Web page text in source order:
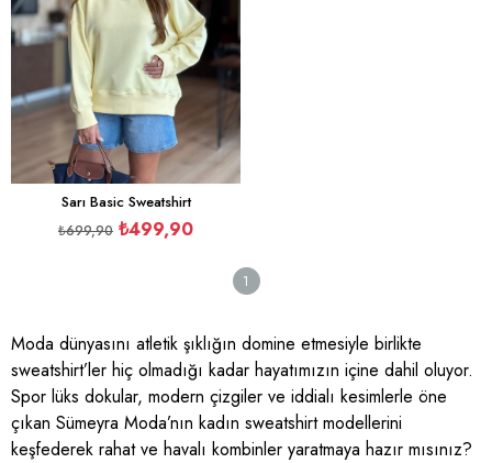
Sarı Basic Sweatshirt
₺499,90
₺699,90
1
Moda dünyasını atletik şıklığın domine etmesiyle birlikte
sweatshirt’ler hiç olmadığı kadar hayatımızın içine dahil oluyor.
Spor lüks dokular, modern çizgiler ve iddialı kesimlerle öne
çıkan Sümeyra Moda’nın kadın sweatshirt modellerini
keşfederek rahat ve havalı kombinler yaratmaya hazır mısınız?